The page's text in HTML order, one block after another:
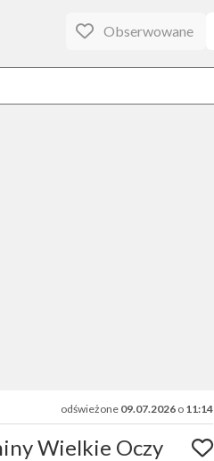
Obserwowane
odświeżone 09.07.2026 o 11:14
Wielkie Oczy